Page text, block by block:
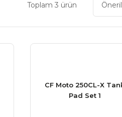
Toplam 3 ürün
CF Moto 250CL-X
Pad Set 1